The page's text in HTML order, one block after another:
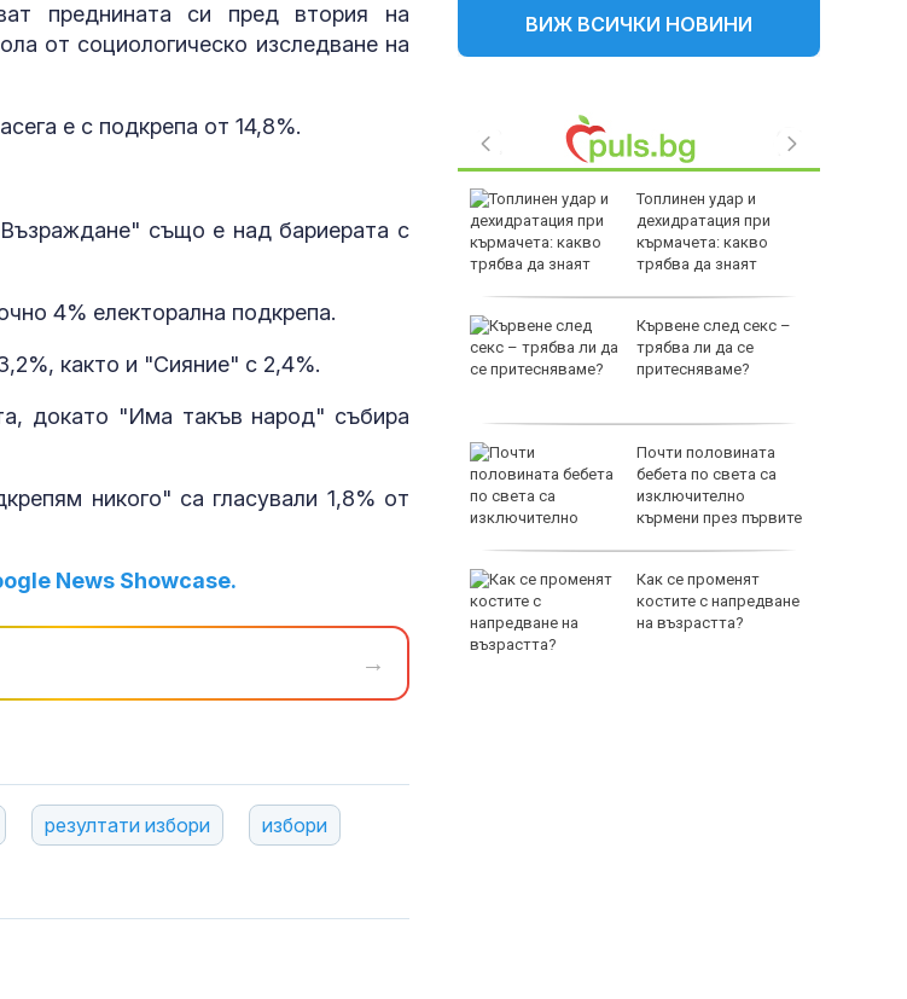
преднината си пред втория на
от социологическо изследване на
е с подкрепа от 14,8%.
също е над бариерата с
4% електорална подкрепа.
както и "Сияние" с 2,4%.
докато "Има такъв народ" събира
никого" са гласували 1,8% от
News Showcase.
→
резултати избори избори
ВИЖ ВСИЧКИ НОВИНИ
на Стоянов: 5 000 евро
за реклама на Кинтекс
Зеленски успя да
със САЩ
дрогирани учениците
Топлинен удар и
дехидратация при
кърмачета: какво
трябва да знаят
Кървене след секс –
трябва ли да се
притесняваме?
Почти половината
бебета по света са
изключително
кърмени през първите
Как се променят
костите с напредване
на възрастта?